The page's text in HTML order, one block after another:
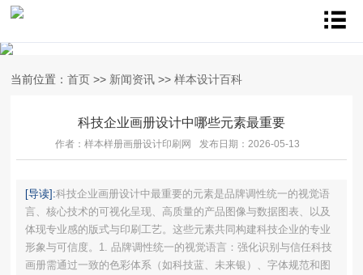
当前位置： 首页 >> 新闻资讯 >> 样本设计百科
科技企业画册设计中哪些元素最重要
作者：样本样册画册设计印刷网 发布日期：2026-05-13
[导读]:科技企业画册设计中最重要的元素是品牌调性统一的视觉语
言、核心技术的可视化呈现、高质量的产品图像与数据图表、以及
体现专业感的版式与印刷工艺‌。这些元素共同构建科技企业的专业
形象与可信度。1. ‌品牌调性统一的视觉语言：强化识别与信任‌科技
画册需通过一致的色彩体系（如科技蓝、未来银）、字体规范和图